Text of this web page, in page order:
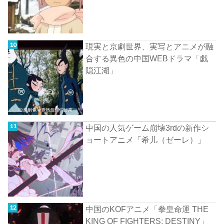
現実と京劇世界、実写とアニメが融
合する異色の中国WEBドラマ「戯
隠江湖」
中国の人気ゲーム崩壊3rdの新作シ
ョートアニメ「希儿（ゼーレ）」
中国のKOFアニメ「拳皇命運 THE
KING OF FIGHTERS: DESTINY」